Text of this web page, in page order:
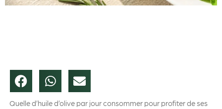
Quelle d’huile d’olive par jour consommer pour profiter de ses